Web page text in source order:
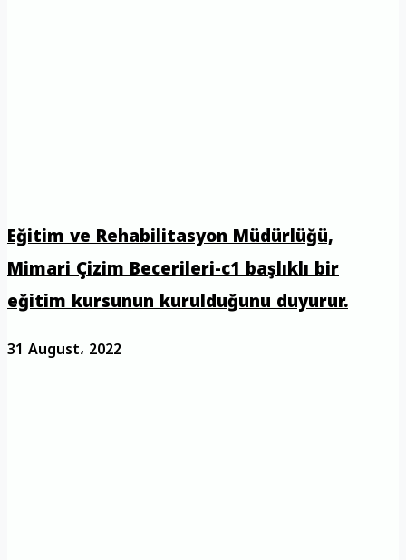
Eğitim ve Rehabilitasyon Müdürlüğü,
Mimari Çizim Becerileri-c1 başlıklı bir
eğitim kursunun kurulduğunu duyurur.
31 August، 2022